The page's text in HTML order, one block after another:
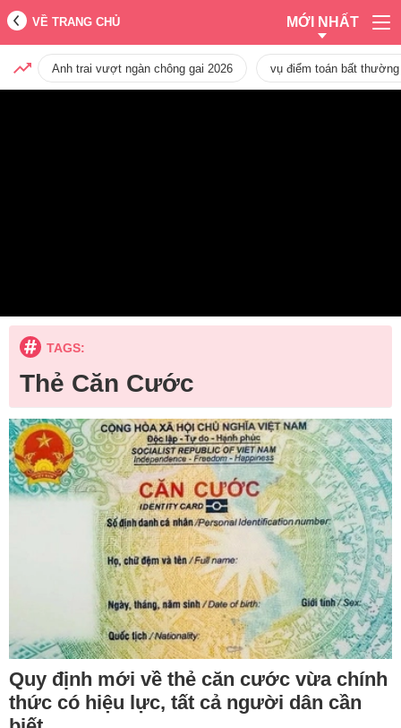
VỀ TRANG CHỦ MỚI NHẤT
Anh trai vượt ngàn chông gai 2026 vụ điểm toán bất
TAGS:
Thẻ Căn Cước
Quy định mới về thẻ căn cước vừa chính
thức có hiệu lực, tất cả người dân cần